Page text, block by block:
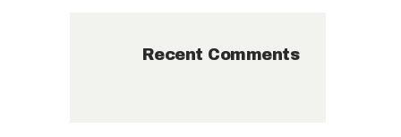
Recent Comments